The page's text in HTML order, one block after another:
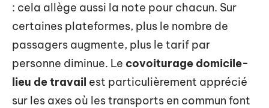
: cela allège aussi la note pour chacun. Sur
certaines plateformes, plus le nombre de
passagers augmente, plus le tarif par
personne diminue. Le covoiturage domicile-
lieu de travail est particulièrement apprécié
sur les axes où les transports en commun font